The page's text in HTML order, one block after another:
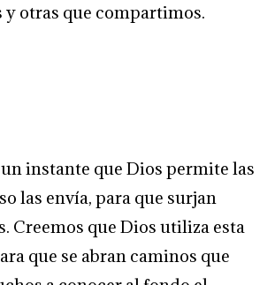
y otras que compartimos.
instante que Dios permite las
las envía, para que surjan
Creemos que Dios utiliza esta
que se abran caminos que